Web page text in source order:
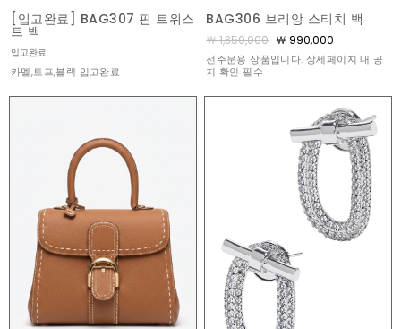
[입고완료] BAG307 핀 트위스
트 백
입고완료
카멜,토프,블랙 입고완료
BAG306 브리앙 스티치 백
￦ 1,350,000 ￦ 990,000
선주문용 상품입니다. 상세페이지 내 공
지 확인 필수